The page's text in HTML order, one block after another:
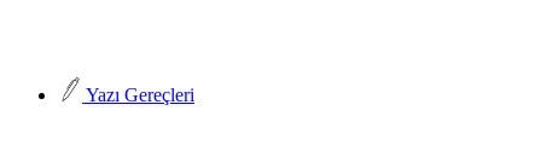
Yazı Gereçleri